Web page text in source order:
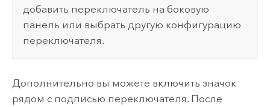
добавить переключатель на боковую
панель или выбрать другую конфигурацию
переключателя.
Дополнительно вы можете включить значок
рядом с подписью переключателя. После